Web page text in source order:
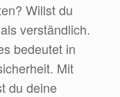
Willst du
verständlich.
bedeutet in
Mit
du deine